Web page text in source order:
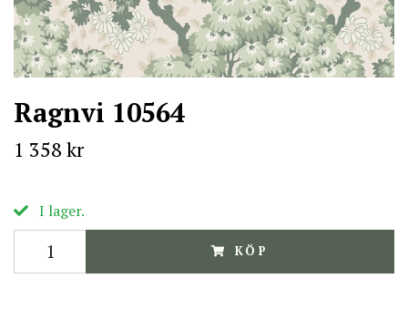
Ragnvi 10564
1 358 kr
I lager.
KÖP